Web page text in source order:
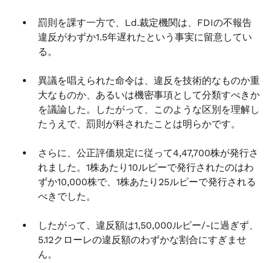
罰則を課す一方で、Ld.裁定機関は、FDIの不報告
違反がわずか1.5年遅れたという事実に留意してい
る。
異議を唱えられた命令は、違反を技術的なものか重
大なものか、あるいは機密事項として分類すべきか
を議論した。したがって、このような区別を理解し
たうえで、罰則が科されたことは明らかです。
さらに、公正評価規定に従って4,47,700株が発行さ
れました。1株あたり10ルピーで発行されたのはわ
ずか10,000株で、1株あたり25ルピーで発行される
べきでした。
したがって、違反額は1,50,000ルピー/-に過ぎず、
5.12クローレの違反額のわずかな割合にすぎませ
ん。